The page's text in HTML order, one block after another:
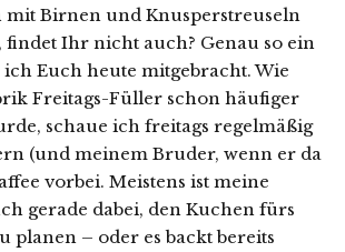
mit Birnen und Knusperstreuseln
findet Ihr nicht auch? Genau so ein
ich Euch heute mitgebracht.Wie
Freitags-Füller schon häufiger
schaue ich freitags regelmäßig
(und meinem Bruder, wenn er da
vorbei. Meistens ist meine
gerade dabei, den Kuchen fürs
planen – oder es backt bereits